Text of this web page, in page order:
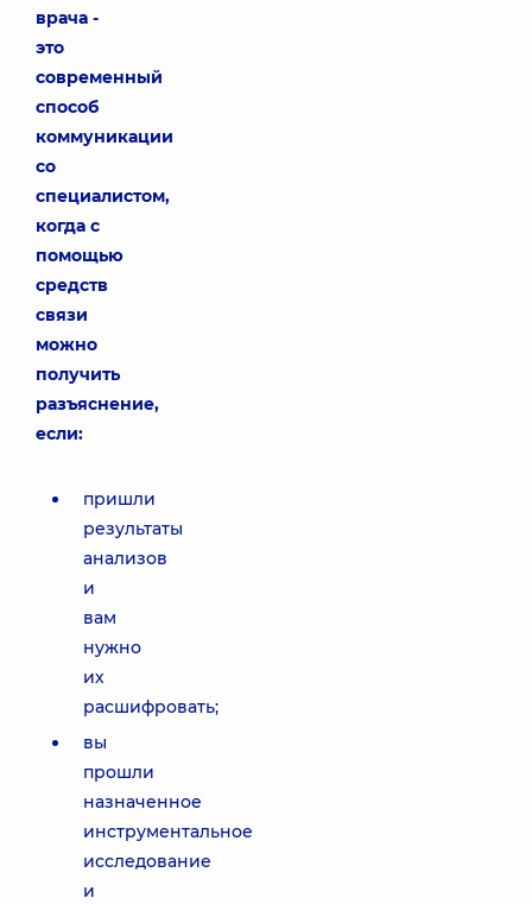
врача -
это
современный
способ
коммуникации
со
специалистом,
когда с
помощью
средств
связи
можно
получить
разъяснение,
если:
пришли
результаты
анализов
и
вам
нужно
их
расшифровать;
вы
прошли
назначенное
инструментальное
исследование
и